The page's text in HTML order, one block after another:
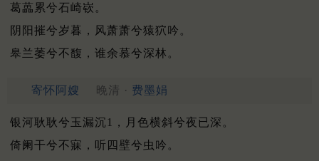
葛藟累兮石崎嵚。
阴阳摧兮岁暮，风萧萧兮猿狖吟。
皋兰萎兮不馥，谁余慕兮深林。
寄怀阿嫂 晚清 · 费墨娟
银河耿耿兮玉漏沉1，月色横斜兮夜已深。
倚阑干兮不寐，听四壁兮虫吟。